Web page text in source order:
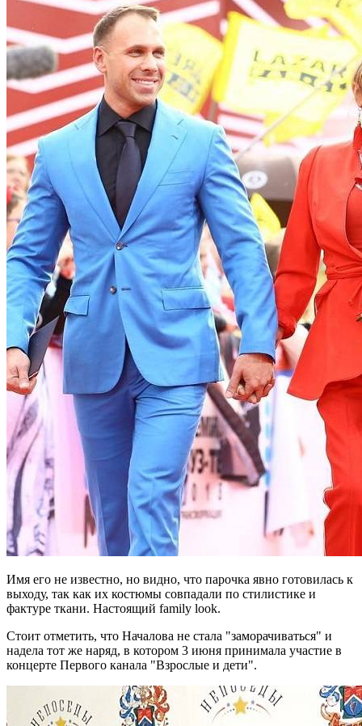
Имя его не известно, но видно, что парочка явно готовилась к
выходу, так как их костюмы совпадали по стилистике и
фактуре ткани. Настоящий family look.
Стоит отметить, что Началова не стала "заморачиваться" и
надела тот же наряд, в котором 3 июня принимала участие в
концерте Первого канала "Взрослые и дети".